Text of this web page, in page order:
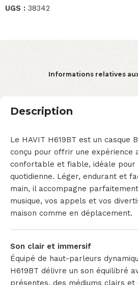
UGS : 38342
Informations relatives
Description
Le HAVIT H619BT est un casque
conçu pour offrir une expérience
confortable et fiable, idéale pour
quotidienne. Léger, endurant et
main, il accompagne
musique, vos appels et vos
maison comme en déplacement.
Son clair et immersif
Équipé de haut-parleurs
H619BT délivre un son équilibré
présentes, des médiums clairs et